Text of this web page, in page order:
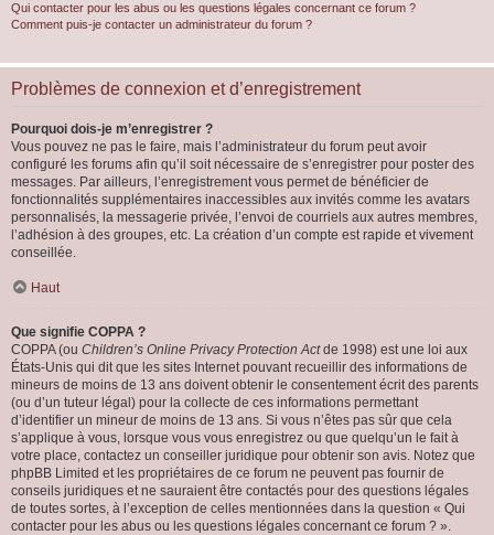
Qui contacter pour les abus ou les questions légales concernant ce forum ?
Comment puis-je contacter un administrateur du forum ?
Problèmes de connexion et d’enregistrement
Pourquoi dois-je m’enregistrer ?
Vous pouvez ne pas le faire, mais l’administrateur du forum peut avoir
configuré les forums afin qu’il soit nécessaire de s’enregistrer pour poster des
messages. Par ailleurs, l’enregistrement vous permet de bénéficier de
fonctionnalités supplémentaires inaccessibles aux invités comme les avatars
personnalisés, la messagerie privée, l’envoi de courriels aux autres membres,
l’adhésion à des groupes, etc. La création d’un compte est rapide et vivement
conseillée.
Haut
Que signifie COPPA ?
COPPA (ou Children’s Online Privacy Protection Actde 1998) est une loi aux
États-Unis qui dit que les sites Internet pouvant recueillir des informations de
mineurs de moins de 13 ans doivent obtenir le consentement écrit des parents
(ou d’un tuteur légal) pour la collecte de ces informations permettant
d’identifier un mineur de moins de 13 ans. Si vous n’êtes pas sûr que cela
s’applique à vous, lorsque vous vous enregistrez ou que quelqu’un le fait à
votre place, contactez un conseiller juridique pour obtenir son avis. Notez que
phpBB Limited et les propriétaires de ce forum ne peuvent pas fournir de
conseils juridiques et ne sauraient être contactés pour des questions légales
de toutes sortes, à l’exception de celles mentionnées dans la question « Qui
contacter pour les abus ou les questions légales concernant ce forum ? ».